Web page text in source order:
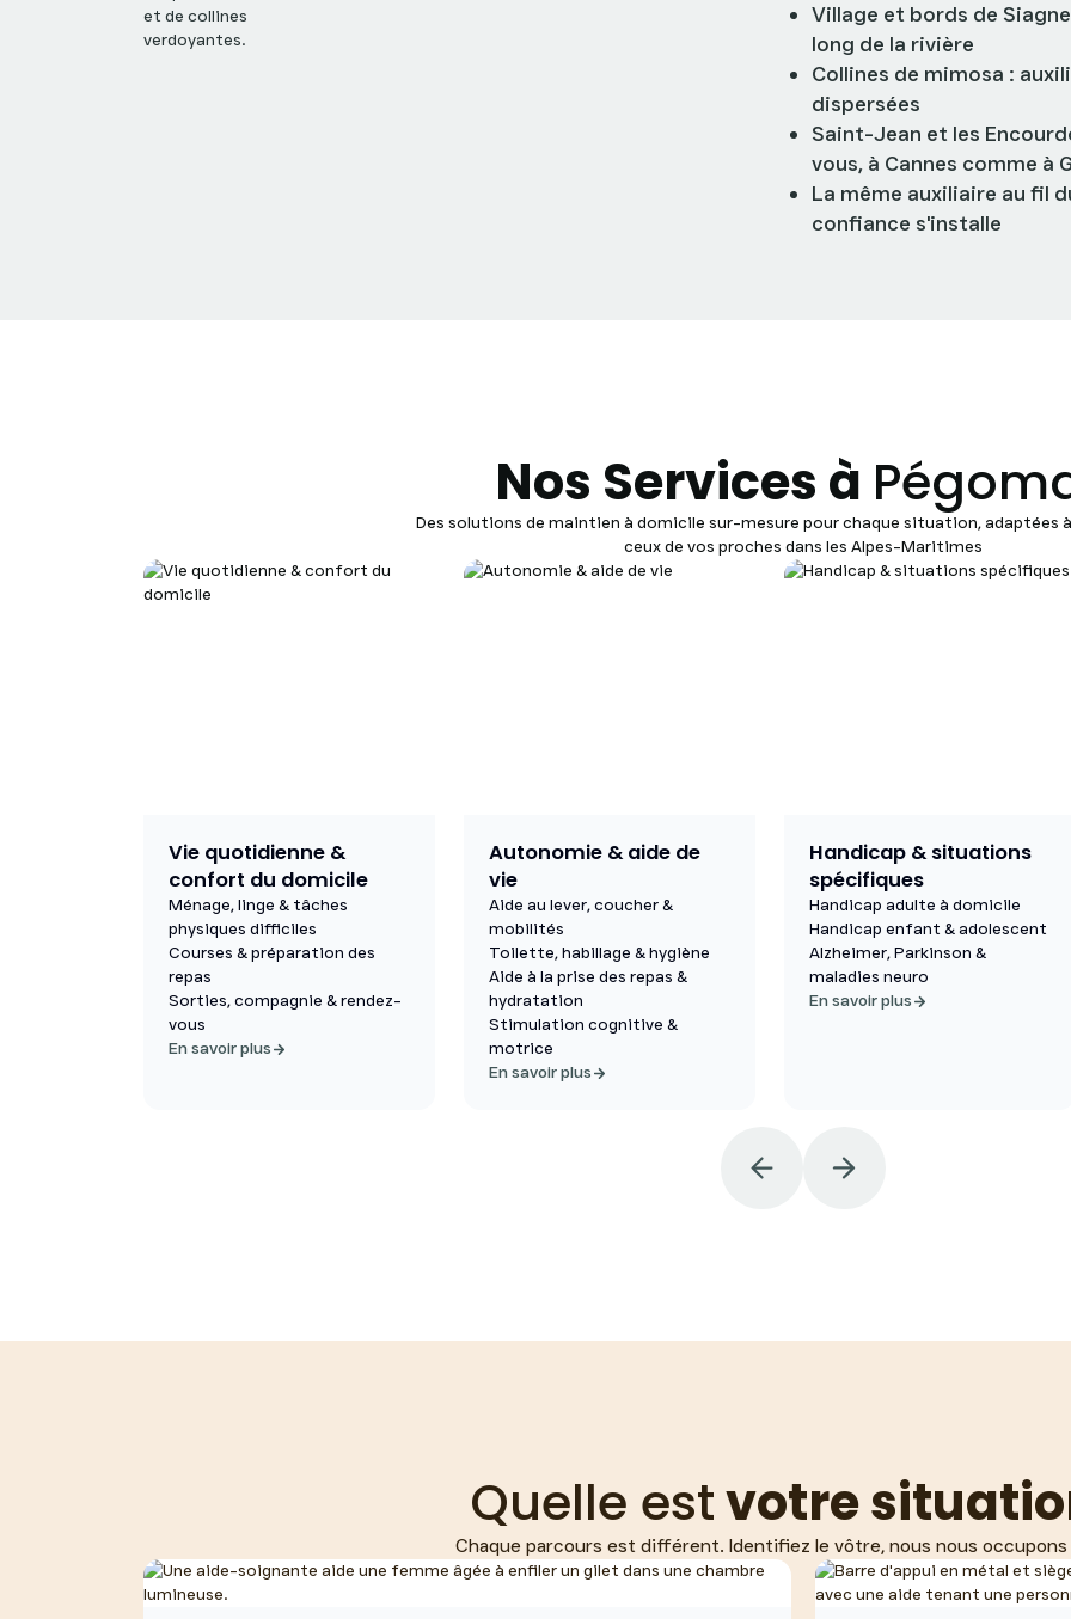
Village et bords de
long de la rivière
Collines de mimosa :
dispersées
Saint-Jean et les
vous, à Cannes comme à
La même auxiliaire au fil
confiance s'installe
Nos Services à
Des solutions de maintien à domicile sur-mesure pour chaque situation, adaptées
ceux de vos proches dans les Alpes-Maritimes
Vie quotidienne &
confort du domicile
Ménage, linge & tâches
physiques difficiles
Courses & préparation des
repas
Sorties, compagnie & rendez-
vous
En savoir plus
Autonomie & aide de
vie
Aide au lever, coucher &
mobilités
Toilette, habillage & hygiène
Aide à la prise des repas &
hydratation
Stimulation cognitive &
motrice
En savoir plus
Handicap & situations
spécifiques
Handicap adulte à domicile
Handicap enfant & adolescent
Alzheimer, Parkinson &
maladies neuro
En savoir plus
Quelle estvotre
Chaque parcours est différent. Identifiez le vôtre, nous nous